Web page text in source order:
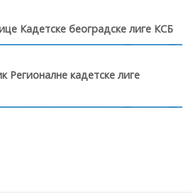
Кадетске београдске лиге КСБ
Регионалне кадетске лиге